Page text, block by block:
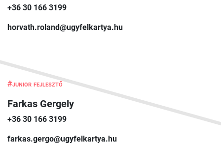
+36 30 166 3199
horvath.roland@ugyfelkartya.hu
#junior fejlesztő
Farkas Gergely
+36 30 166 3199
farkas.gergo@ugyfelkartya.hu